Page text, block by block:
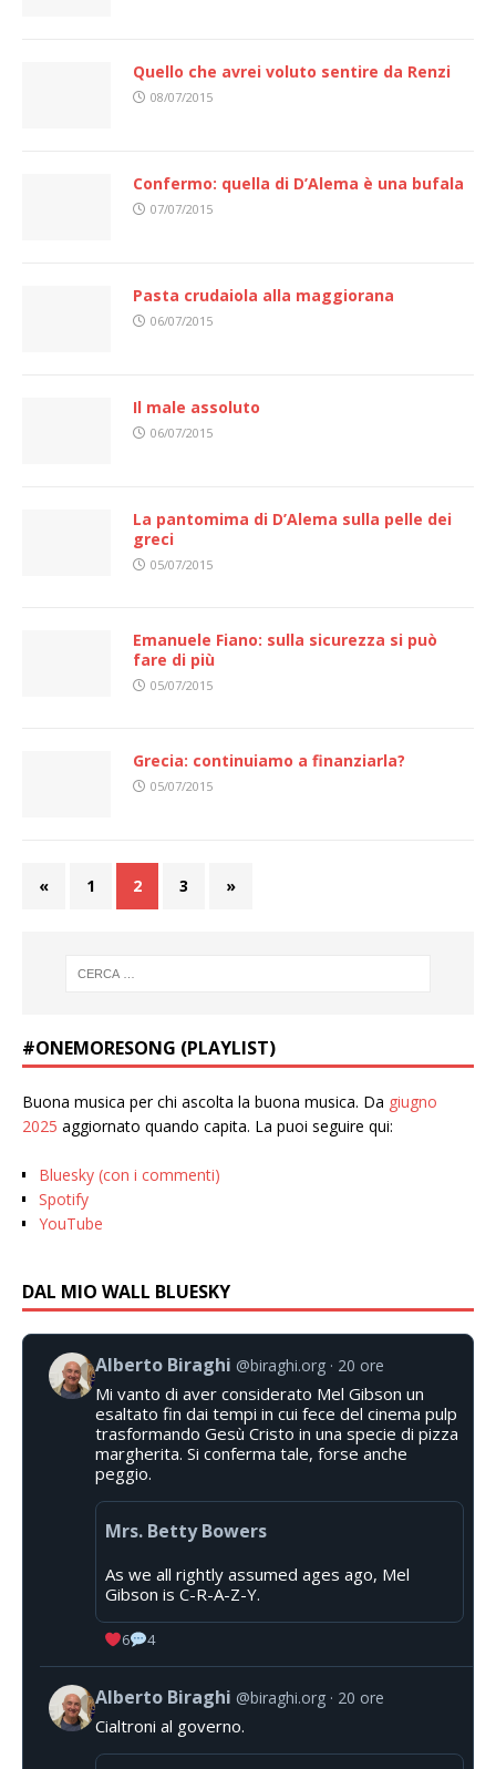
Quello che avrei voluto sentire da Renzi
08/07/2015
Confermo: quella di D’Alema è una bufala
07/07/2015
Pasta crudaiola alla maggiorana
06/07/2015
Il male assoluto
06/07/2015
La pantomima di D’Alema sulla pelle dei
greci
05/07/2015
Emanuele Fiano: sulla sicurezza si può
fare di più
05/07/2015
Grecia: continuiamo a finanziarla?
05/07/2015
« 1 2 3 »
#ONEMORESONG (PLAYLIST)
Buona musica per chi ascolta la buona musica. Da giugno
2025 aggiornato quando capita. La puoi seguire qui:
Bluesky (con i commenti)
Spotify
YouTube
DAL MIO WALL BLUESKY
Alberto Biraghi @biraghi.org 20 ore
Mi vanto di aver considerato Mel Gibson un
esaltato fin dai tempi in cui fece del cinema pulp
trasformando Gesù Cristo in una specie di pizza
margherita. Si conferma tale, forse anche
peggio.
Mrs. Betty Bowers
As we all rightly assumed ages ago, Mel
Gibson is C-R-A-Z-Y.
6 4
Alberto Biraghi @biraghi.org 20 ore
Cialtroni al governo.